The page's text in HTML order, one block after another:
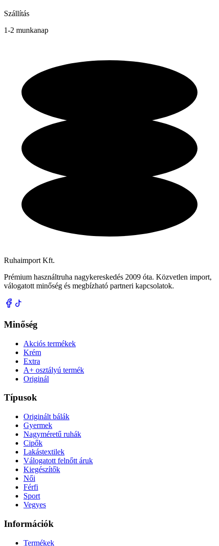
Szállítás
1-2 munkanap
Ruhaimport Kft.
Prémium használtruha nagykereskedés 2009 óta. Közvetlen import,
válogatott minőség és megbízható partneri kapcsolatok.
Minőség
Akciós termékek
Krém
Extra
A+ osztályú termék
Originál
Típusok
Originált bálák
Gyermek
Nagyméretű ruhák
Cipők
Lakástextilek
Válogatott felnőtt áruk
Kiegészítők
Női
Férfi
Sport
Vegyes
Információk
Termékek